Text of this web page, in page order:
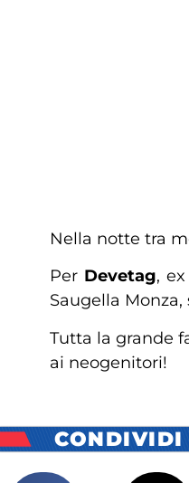
Nella notte tra
Per Devetag,
Saugella
Tutta la grande
ai neogenitori!